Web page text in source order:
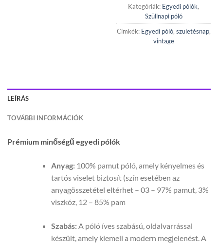
Kategóriák: Egyedi pólók,
Szülinapi póló
Címkék: Egyedi póló, születésnap,
vintage
LEÍRÁS
TOVÁBBI INFORMÁCIÓK
Prémium minőségű egyedi pólók
Anyag:100% pamut póló, amely kényelmes és
tartós viselet biztosít (szín esetében az
anyagösszetétel eltérhet – 03 – 97% pamut, 3%
viszkóz, 12 – 85% pam
Szabás:A póló íves szabású, oldalvarrással
készült, amely kiemeli a modern megjelenést. A